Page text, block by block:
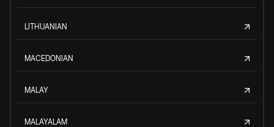
LITHUANIAN
MACEDONIAN
MALAY
MALAYALAM